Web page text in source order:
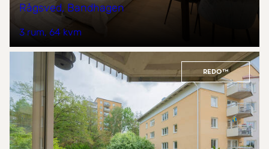
Rågsved, Bandhagen
3 rum 64 kvm
REDO™